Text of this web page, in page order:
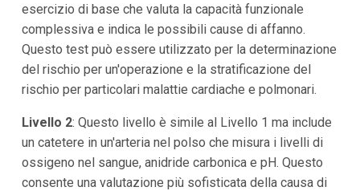
esercizio di base che valuta la capacità funzionale
complessiva e indica le possibili cause di affanno.
Questo test può essere utilizzato per la determinazione
del rischio per un'operazione e la stratificazione del
rischio per particolari malattie cardiache e polmonari.
Livello 2: Questo livello è simile al Livello 1 ma include
un catetere in un'arteria nel polso che misura i livelli di
ossigeno nel sangue, anidride carbonica e pH. Questo
consente una valutazione più sofisticata della causa di